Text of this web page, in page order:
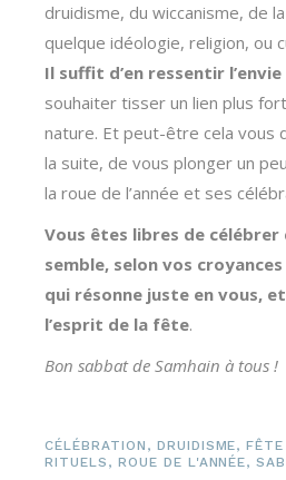
druidisme, du wiccanisme, de
quelque idéologie, religion, ou
Il suffit d’en ressentir
souhaiter tisser un lien plus
nature. Et peut-être cela vous
la suite, de vous plonger un
la roue de l’année et ses
Vous êtes libres de célébrer
semble, selon vos
qui résonne juste en vous,
l’esprit de la fête.
Bon sabbat de Samhain à tous !
CÉLÉBRATION , DRUIDISME,FÊTE
RITUELS , ROUE DE L'ANNÉE,